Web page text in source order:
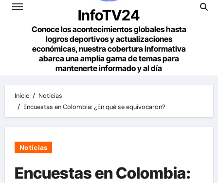
InfoTV24
Conoce los acontecimientos globales hasta
logros deportivos y actualizaciones
económicas, nuestra cobertura informativa
abarca una amplia gama de temas para
mantenerte informado y al día
Inicio
Noticias
Encuestas en Colombia: ¿En qué se equivocaron?
Noticias
Encuestas en Colombia: